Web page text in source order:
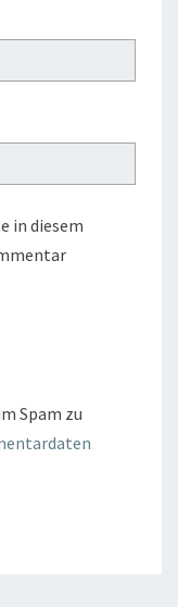
in diesem
Spam zu